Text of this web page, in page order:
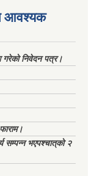
आवश्यक
गरेको निवेदन पत्र।
सम्पन्न भएपश्चात्‌को २